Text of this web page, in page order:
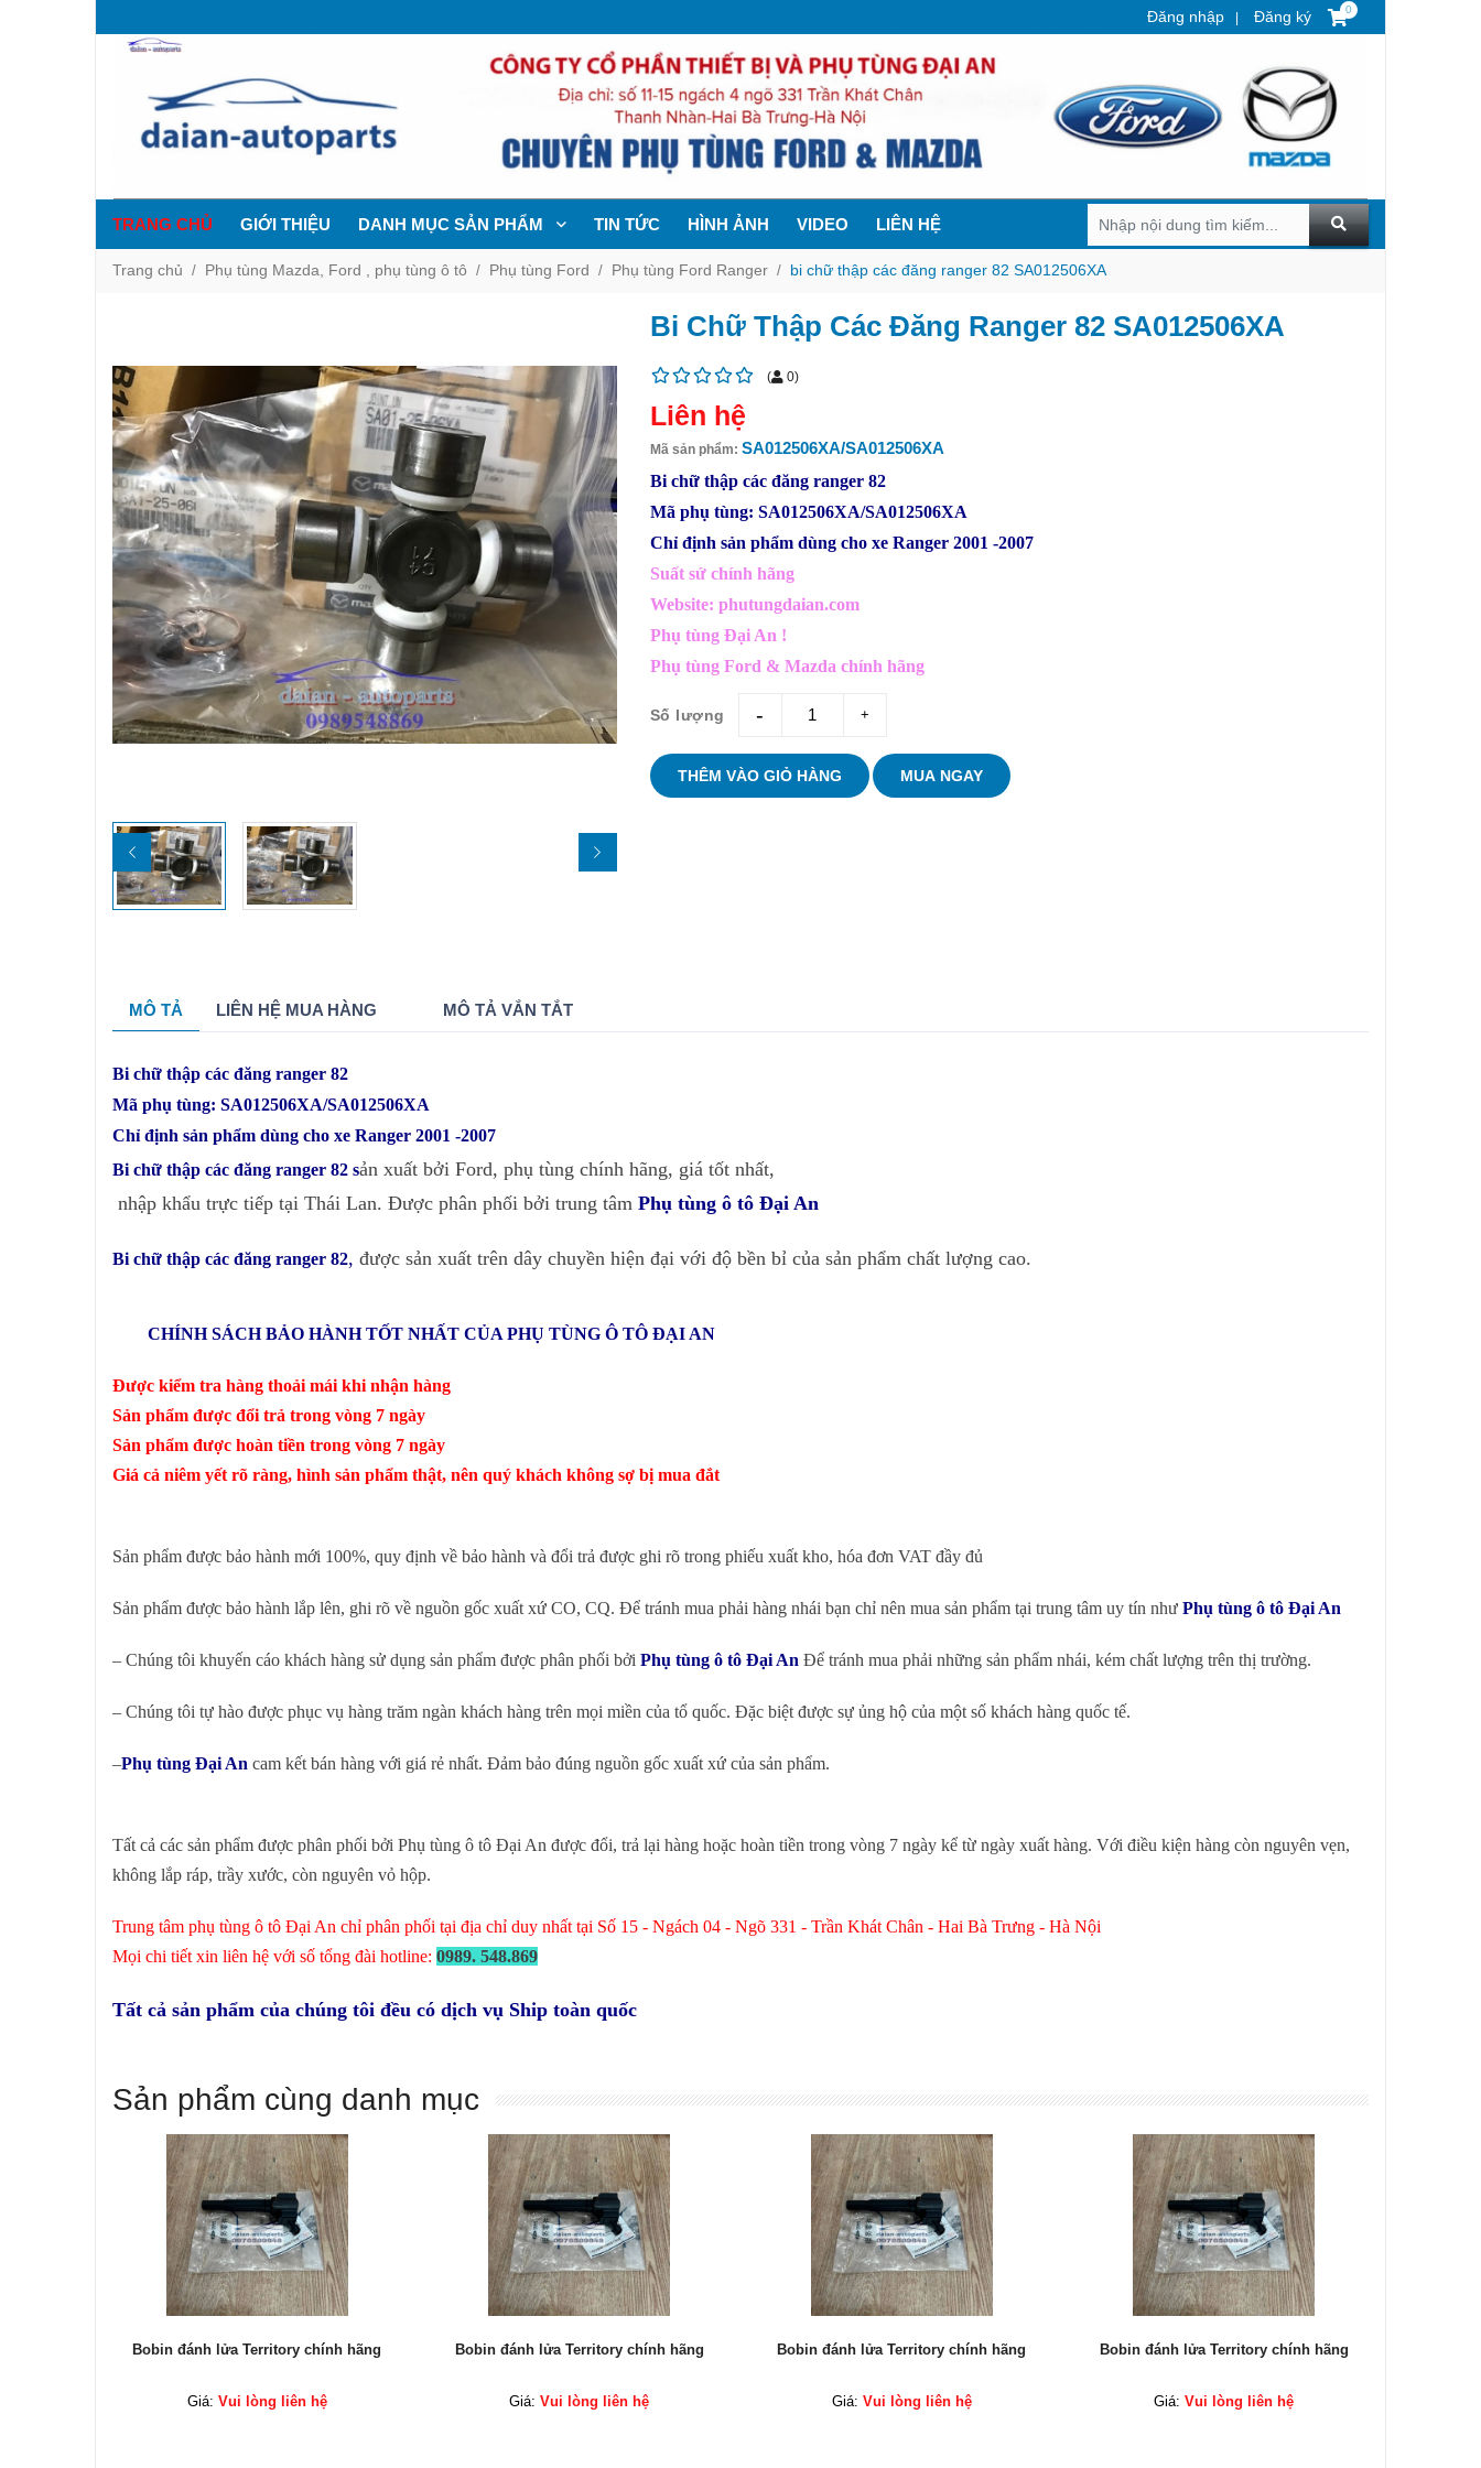
Đăng nhập Đăng ký 0
TRANG CHỦ GIỚI THIỆU DANH MỤC SẢN PHẨM TIN TỨC HÌNH ẢNH VIDEO LIÊN HỆ
Trang chủ Phụ tùng Mazda, Ford , phụ tùng ô tô Phụ tùng Ford Phụ tùng Ford Ranger bi chữ thập các đăng ranger 82 SA012506XA
Bi Chữ Thập Các Đăng Ranger 82 SA012506XA
( 0)
Liên hệ
Mã sản phẩm: SA012506XA/SA012506XA
Bi chữ thập các đăng ranger 82
Mã phụ tùng: SA012506XA/SA012506XA
Chỉ định sản phẩm dùng cho xe Ranger 2001 -2007
Suất sứ chính hãng
Website: phutungdaian.com
Phụ tùng Đại An !
Phụ tùng Ford & Mazda chính hãng
Số lượng giam tang
THÊM VÀO GIỎ HÀNG MUA NGAY
MÔ TẢ LIÊN HỆ MUA HÀNG MÔ TẢ VẮN TẮT
Bi chữ thập các đăng ranger 82
Mã phụ tùng: SA012506XA/SA012506XA
Chỉ định sản phẩm dùng cho xe Ranger 2001 -2007
Bi chữ thập các đăng ranger 82 sản xuất bởi Ford, phụ tùng chính hãng, giá tốt nhất,
nhập khẩu trực tiếp tại Thái Lan. Được phân phối bởi trung tâm Phụ tùng ô tô Đại An
Bi chữ thập các đăng ranger 82, được sản xuất trên dây chuyền hiện đại với độ bền bỉ của sản phẩm chất lượng cao.
CHÍNH SÁCH BẢO HÀNH TỐT NHẤT CỦA PHỤ TÙNG Ô TÔ ĐẠI AN
Được kiểm tra hàng thoải mái khi nhận hàng
Sản phẩm được đổi trả trong vòng 7 ngày
Sản phẩm được hoàn tiền trong vòng 7 ngày
Giá cả niêm yết rõ ràng, hình sản phẩm thật, nên quý khách không sợ bị mua đắt
Sản phẩm được bảo hành mới 100%, quy định về bảo hành và đổi trả được ghi rõ trong phiếu xuất kho, hóa đơn VAT đầy đủ
Sản phẩm được bảo hành lắp lên, ghi rõ về nguồn gốc xuất xứ CO, CQ. Để tránh mua phải hàng nhái bạn chỉ nên mua sản phẩm tại trung tâm uy tín như Phụ tùng ô tô Đại An
– Chúng tôi khuyến cáo khách hàng sử dụng sản phẩm được phân phối bởi Phụ tùng ô tô Đại An Để tránh mua phải những sản phẩm nhái, kém chất lượng trên thị trường.
– Chúng tôi tự hào được phục vụ hàng trăm ngàn khách hàng trên mọi miền của tổ quốc. Đặc biệt được sự ủng hộ của một số khách hàng quốc tế.
–Phụ tùng Đại An cam kết bán hàng với giá rẻ nhất. Đảm bảo đúng nguồn gốc xuất xứ của sản phẩm.
Tất cả các sản phẩm được phân phối bởi Phụ tùng ô tô Đại An được đổi, trả lại hàng hoặc hoàn tiền trong vòng 7 ngày kể từ ngày xuất hàng. Với điều kiện hàng còn nguyên vẹn,
không lắp ráp, trầy xước, còn nguyên vỏ hộp.
Trung tâm phụ tùng ô tô Đại An chỉ phân phối tại địa chỉ duy nhất tại Số 15 - Ngách 04 - Ngõ 331 - Trần Khát Chân - Hai Bà Trưng - Hà Nội
Mọi chi tiết xin liên hệ với số tổng đài hotline: 0989. 548.869
Tất cả sản phẩm của chúng tôi đều có dịch vụ Ship toàn quốc
Sản phẩm cùng danh mục
Bobin đánh lửa Territory chính hãng
Giá: Vui lòng liên hệ
Bobin đánh lửa Territory chính hãng
Giá:Vui lòng liên hệ
Bobin đánh lửa Territory chính hãng
Giá: Vui lòng liên hệ
Bobin đánh lửa Territory chính hãng
Giá:Vui lòng liên hệ